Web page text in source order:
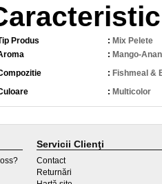
Produs : Mix Pelete
: Mango-
: Fishmeal &
: Multicolor
Servicii Clienţi
Contact
Returnări